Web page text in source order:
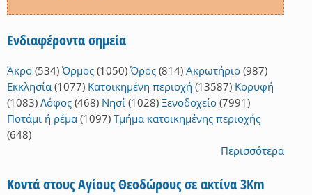
Ενδιαφέροντα σημεία
Άκρο (534) Όρμος (1050) Όρος (814) Ακρωτήριο (987)
Εκκλησία (1077) Κατοικημένη περιοχή (13587) Κορυφή
(1083) Λόφος (468) Νησί (1028) Ξενοδοχείο (7991)
Ποτάμι ή ρέμα (1097) Τμήμα κατοικημένης περιοχής
(648)
Περισσότερα
Κοντά στους Αγίους Θεοδώρους σε ακτίνα 3Km